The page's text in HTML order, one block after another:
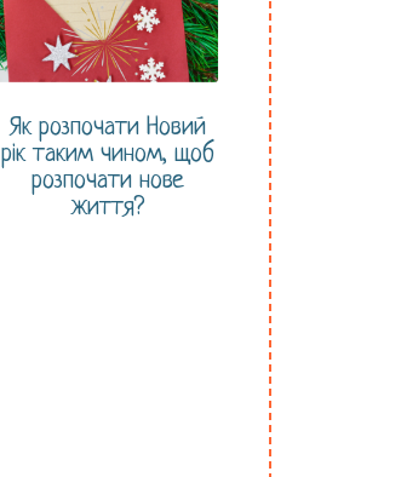
Як розпочати Новий
рік таким чином, щоб
розпочати нове
життя?